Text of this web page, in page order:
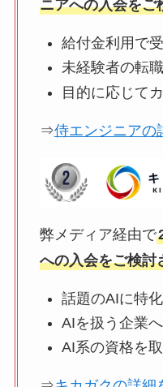
ニアへの入会をご
給付金利用で
未経験者の
目的に応じて
⇒侍エンジニアの
弊メディア経由で
への入会をご検討
話題のAIに特
AIを扱う企業
AI系の資格を